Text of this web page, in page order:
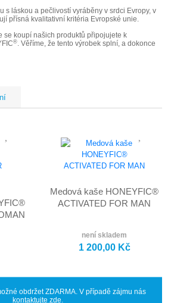
s láskou a pečlivostí vyráběny v srdci Evropy, v
přísná kvalitativní kritéria Evropské unie.
se koupí našich produktů připojujete k
®. Věříme, že tento výrobek splní, a dokonce
Medová kaše HONEYFIC®
ACTIVATED FOR MAN
není skladem
1 200,00 Kč
obdržet ZDARMA. V případě zájmu nás
kontaktujte zde